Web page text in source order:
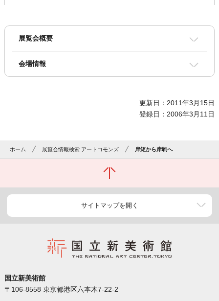
展覧会概要
会場情報
更新日：2011年3月15日
登録日：2006年3月11日
ホーム 展覧会情報検索 アートコモンズ 岸矩から岸駒へ
サイトマップを開く
国立新美術館
〒106-8558 東京都港区六本木7-22-2